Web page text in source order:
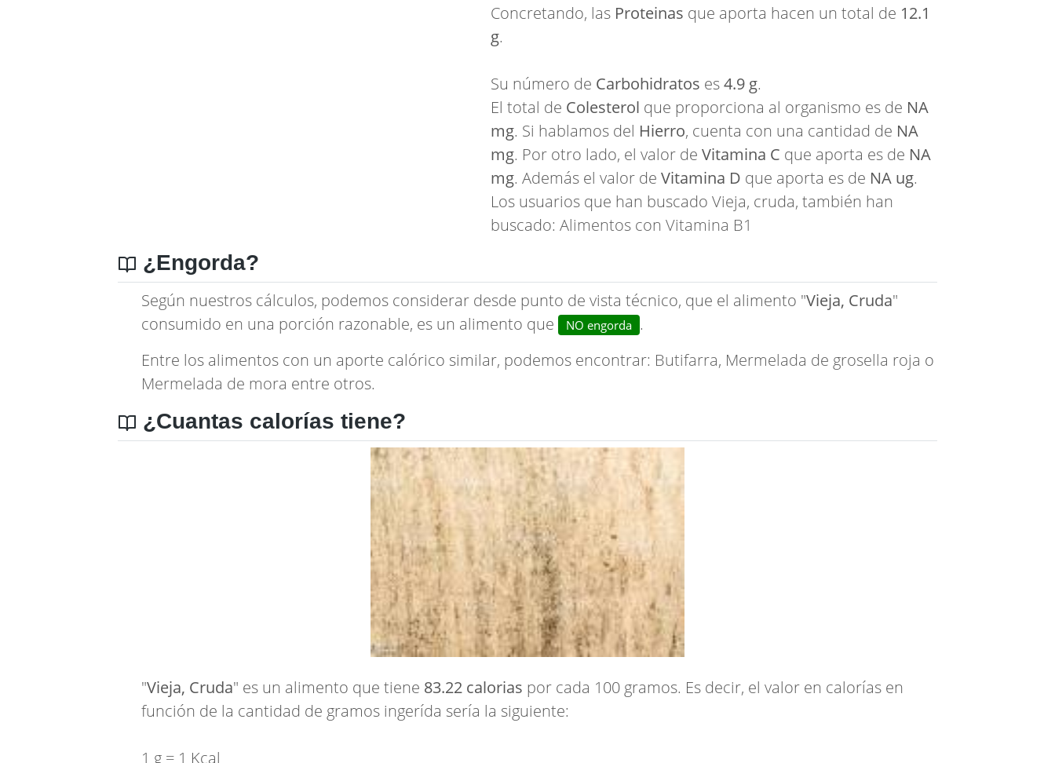
Concretando, las Proteinas que aporta hacen un total de 12.1
g.
Su número de Carbohidratos es4.9 g.
El total de Colesterol que proporciona al organismo es de NA
mg. Si hablamos del Hierro, cuenta con una cantidad de NA
mg. Por otro lado, el valor de Vitamina C que aporta es de NA
mg. Además el valor de Vitamina D que aporta es de NA ug.
Los usuarios que han buscado Vieja, cruda, también han
buscado: Alimentos con Vitamina B1
¿Engorda?
Según nuestros cálculos, podemos considerar desde punto de vista técnico, que el alimento "Vieja, Cruda"
consumido en una porción razonable, es un alimento que
NO engorda .
Entre los alimentos con un aporte calórico similar, podemos encontrar: Butifarra, Mermelada de grosella roja o
Mermelada de mora entre otros.
¿Cuantas calorías tiene?
"Vieja, Cruda" es un alimento que tiene 83.22 calorias por cada 100 gramos. Es decir, el valor en calorías en
función de la cantidad de gramos ingerída sería la siguiente:
1 g = 1 Kcal